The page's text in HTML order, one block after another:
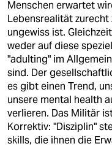
nord
wahrheit
verlag
verlag
veranstaltungen
shop
Menschen erwartet
Lebensrealität
ungewiss ist.
weder auf diese
"adulting" im
sind. Der
es gibt einen Trend,
unsere mental health
verlieren. Das Militär
Korrektiv: "Disziplin"
skills, die ihnen die